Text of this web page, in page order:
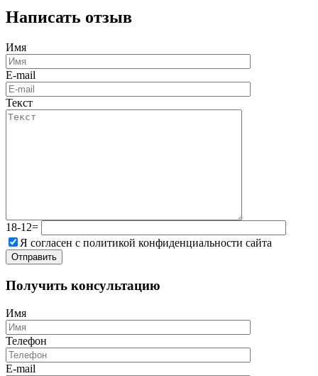
Написать отзыв
Имя
E-mail
Текст
18-12=
Я согласен с политикой конфиденциальности сайта
Получить консультацию
Имя
Телефон
E-mail